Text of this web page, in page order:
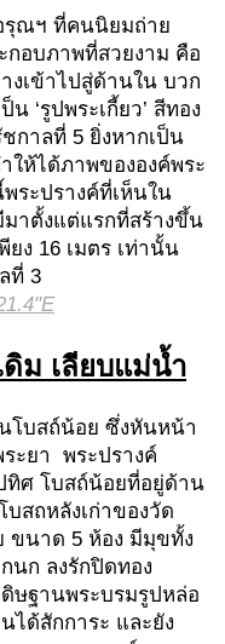
ฯ ที่คนนิยมถ่าย
กอบภาพที่สวยงาม คือ
งเข้าไปสู่ด้านใน บวก
‘รูปพระเกี้ยว’ สีทอง
กาลที่ 5 ยิ่งหากเป็น
ให้ได้ภาพขององค์พระ
ระปรางค์ที่เห็นใน
าตั้งแต่แรกที่สร้างขึ้น
ยง 16 เมตร เท่านั้น
ที่ 3
ดิม เลียบแม่น้ำ
สถ์น้อย ซึ่งหันหน้า
ะยา พระปรางค์
ศ โบสถ์น้อยที่อยู่ด้าน
สถหลังเก่าของวัด
ขนาด 5 ห้อง มีมุขทั้ง
นก ลงรักปิดทอง
ษฐานพระบรมรูปหล่อ
ได้สักการะ และยัง